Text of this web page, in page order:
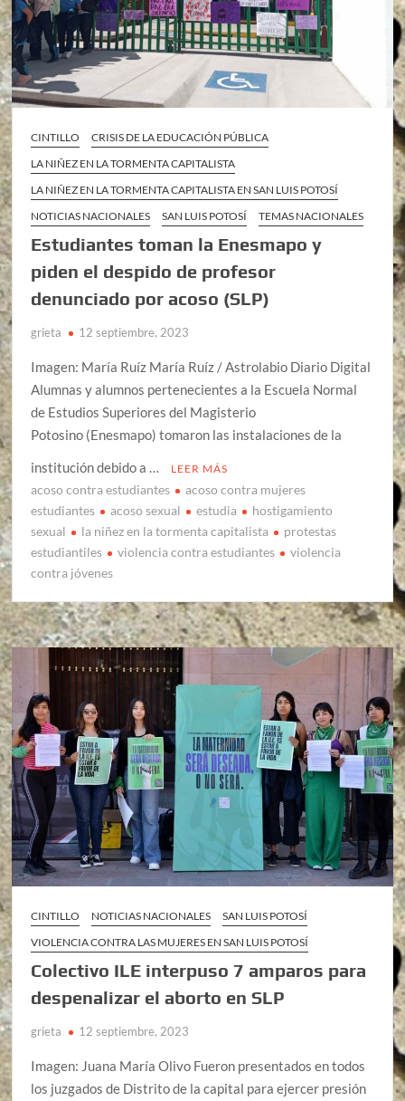
CINTILLO
CRISIS DE LA EDUCACIÓN PÚBLICA
LA NIÑEZ EN LA TORMENTA CAPITALISTA
LA NIÑEZ EN LA TORMENTA CAPITALISTA EN SAN LUIS POTOSÍ
NOTICIAS NACIONALES
SAN LUIS POTOSÍ TEMAS NACIONALES
Estudiantes toman la Enesmapo y
piden el despido de profesor
denunciado por acoso (SLP)
grieta 12 septiembre, 2023
Imagen: María Ruíz María Ruíz / Astrolabio Diario Digital
Alumnas y alumnos pertenecientes a la Escuela Normal
de Estudios Superiores del Magisterio
Potosino (Enesmapo) tomaron las instalaciones de la
institución debido a …
LEER MÁS
acoso contra estudiantes
acoso contra mujeres
estudiantes
acoso sexual estudia
hostigamiento
sexual
la niñez en la tormenta capitalista
protestas
estudiantiles
violencia contra estudiantes
violencia
contra jóvenes
CINTILLO NOTICIAS NACIONALES
SAN LUIS POTOSÍ
VIOLENCIA CONTRA LAS MUJERES EN SAN LUIS POTOSÍ
Colectivo ILE interpuso 7 amparos para
despenalizar el aborto en SLP
grieta 12 septiembre, 2023
Imagen: Juana María Olivo Fueron presentados en todos
los juzgados de Distrito de la capital para ejercer presión